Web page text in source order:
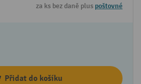
za ks bez daně plus poštovné
Přidat do košíku